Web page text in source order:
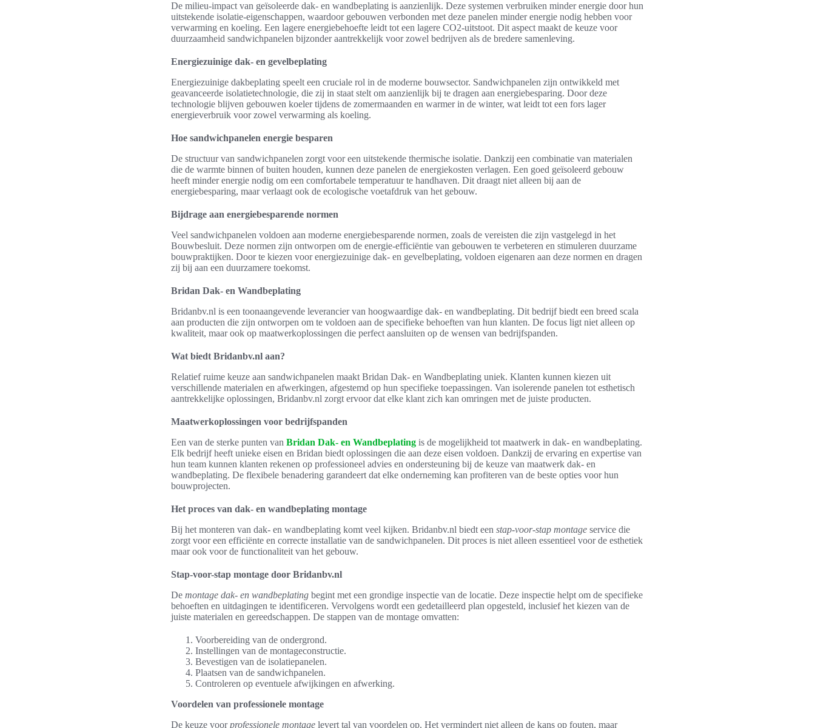
De milieu-impact van geïsoleerde dak- en wandbeplating is aanzienlijk. Deze systemen verbruiken minder energie door hun
uitstekende isolatie-eigenschappen, waardoor gebouwen verbonden met deze panelen minder energie nodig hebben voor
verwarming en koeling. Een lagere energiebehoefte leidt tot een lagere CO2-uitstoot. Dit aspect maakt de keuze voor
duurzaamheid sandwichpanelen bijzonder aantrekkelijk voor zowel bedrijven als de bredere samenleving.
Energiezuinige dak- en gevelbeplating
Energiezuinige dakbeplating speelt een cruciale rol in de moderne bouwsector. Sandwichpanelen zijn ontwikkeld met
geavanceerde isolatietechnologie, die zij in staat stelt om aanzienlijk bij te dragen aan energiebesparing. Door deze
technologie blijven gebouwen koeler tijdens de zomermaanden en warmer in de winter, wat leidt tot een fors lager
energieverbruik voor zowel verwarming als koeling.
Hoe sandwichpanelen energie besparen
De structuur van sandwichpanelen zorgt voor een uitstekende thermische isolatie. Dankzij een combinatie van materialen
die de warmte binnen of buiten houden, kunnen deze panelen de energiekosten verlagen. Een goed geïsoleerd gebouw
heeft minder energie nodig om een comfortabele temperatuur te handhaven. Dit draagt niet alleen bij aan de
energiebesparing, maar verlaagt ook de ecologische voetafdruk van het gebouw.
Bijdrage aan energiebesparende normen
Veel sandwichpanelen voldoen aan moderne energiebesparende normen, zoals de vereisten die zijn vastgelegd in het
Bouwbesluit. Deze normen zijn ontworpen om de energie-efficiëntie van gebouwen te verbeteren en stimuleren duurzame
bouwpraktijken. Door te kiezen voor energiezuinige dak- en gevelbeplating, voldoen eigenaren aan deze normen en dragen
zij bij aan een duurzamere toekomst.
Bridan Dak- en Wandbeplating
Bridanbv.nl is een toonaangevende leverancier van hoogwaardige dak- en wandbeplating. Dit bedrijf biedt een breed scala
aan producten die zijn ontworpen om te voldoen aan de specifieke behoeften van hun klanten. De focus ligt niet alleen op
kwaliteit, maar ook op maatwerkoplossingen die perfect aansluiten op de wensen van bedrijfspanden.
Wat biedt Bridanbv.nl aan?
Relatief ruime keuze aan sandwichpanelen maakt Bridan Dak- en Wandbeplating uniek. Klanten kunnen kiezen uit
verschillende materialen en afwerkingen, afgestemd op hun specifieke toepassingen. Van isolerende panelen tot esthetisch
aantrekkelijke oplossingen, Bridanbv.nl zorgt ervoor dat elke klant zich kan omringen met de juiste producten.
Maatwerkoplossingen voor bedrijfspanden
Een van de sterke punten van Bridan Dak- en Wandbeplating is de mogelijkheid tot maatwerk in dak- en wandbeplating.
Elk bedrijf heeft unieke eisen en Bridan biedt oplossingen die aan deze eisen voldoen. Dankzij de ervaring en expertise van
hun team kunnen klanten rekenen op professioneel advies en ondersteuning bij de keuze van maatwerk dak- en
wandbeplating. De flexibele benadering garandeert dat elke onderneming kan profiteren van de beste opties voor hun
bouwprojecten.
Het proces van dak- en wandbeplating montage
Bij het monteren van dak- en wandbeplating komt veel kijken. Bridanbv.nl biedt een stap-voor-stap montage service die
zorgt voor een efficiënte en correcte installatie van de sandwichpanelen. Dit proces is niet alleen essentieel voor de esthetiek
maar ook voor de functionaliteit van het gebouw.
Stap-voor-stap montage door Bridanbv.nl
De montage dak- en wandbeplating begint met een grondige inspectie van de locatie. Deze inspectie helpt om de specifieke
behoeften en uitdagingen te identificeren. Vervolgens wordt een gedetailleerd plan opgesteld, inclusief het kiezen van de
juiste materialen en gereedschappen. De stappen van de montage omvatten:
Voorbereiding van de ondergrond.
Instellingen van de montageconstructie.
Bevestigen van de isolatiepanelen.
Plaatsen van de sandwichpanelen.
Controleren op eventuele afwijkingen en afwerking.
Voordelen van professionele montage
De keuze voorprofessionele montage levert tal van voordelen op. Het vermindert niet alleen de kans op fouten, maar